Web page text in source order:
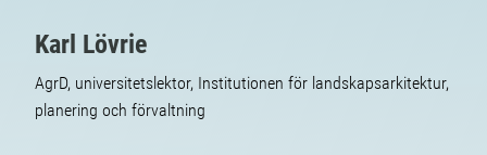
Karl Lövrie
AgrD, universitetslektor, Institutionen för landskapsarkitektur,
planering och förvaltning